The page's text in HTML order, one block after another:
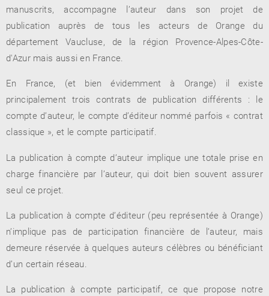
À PARAÎTRE
NOUVEAUTÉS
TOUT LE CATALOGUE
RENCONTRE AVEC…
REVUE DE PRESSE
manuscrits, accompagne l’auteur dans son projet de
publication auprès de tous les acteurs de Orange du
département Vaucluse, de la région Provence-Alpes-Côte-
d'Azur mais aussi en France.
En France, (et bien évidemment à Orange) il existe
principalement trois contrats de publication différents : le
compte d’auteur, le compte d’éditeur nommé parfois « contrat
classique », et le compte participatif.
La publication à compte d’auteur implique une totale prise en
charge financière par l’auteur, qui doit bien souvent assurer
seul ce projet.
La publication à compte d’éditeur (peu représentée à Orange)
n’implique pas de participation financière de l’auteur, mais
demeure réservée à quelques auteurs célèbres ou bénéficiant
d’un certain réseau.
La publication à compte participatif, ce que propose notre